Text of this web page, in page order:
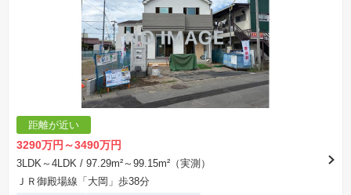
距離が近い
3290万円～3490万円
3LDK～4LDK / 97.29m²～99.15m²（実測）
ＪＲ御殿場線「大岡」歩38分